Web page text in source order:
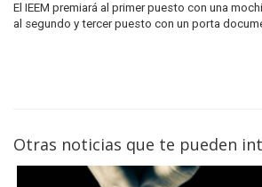
El IEEM premiará al primer puesto con una
al segundo y tercer puesto con un porta
Otras noticias que te pueden